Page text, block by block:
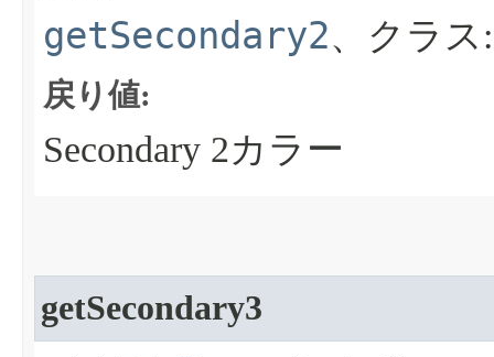
getSecondary2、クラ
戻り値:
Secondary 2カラー
getSecondary3